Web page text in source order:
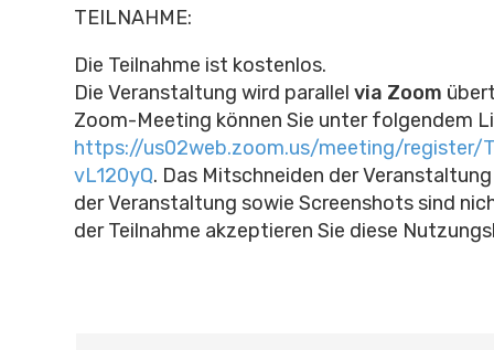
TEILNAHME:
Die Teilnahme ist kostenlos.
Die Veranstaltung wird parallel via Zoom
Zoom-Meeting können Sie unter folgendem
https://us02web.zoom.us/meeting/register/
vL120yQ. Das Mitschneiden der
der Veranstaltung sowie Screenshots sind
der Teilnahme akzeptieren Sie diese